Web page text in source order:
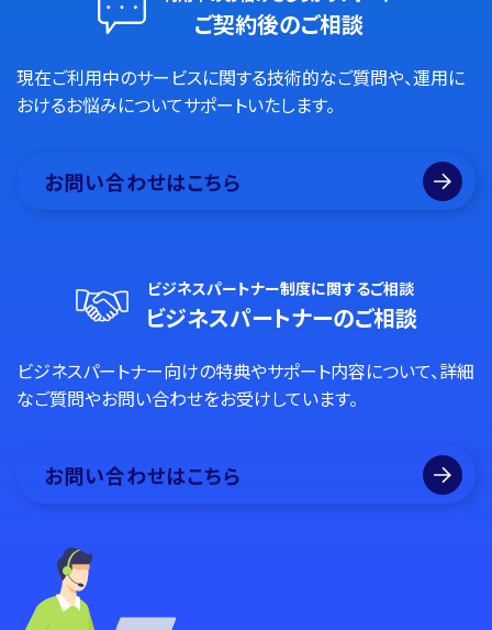
ご契約後のご相談
現在ご利用中のサービスに関する技術的なご質問や、運用に
おけるお悩みについてサポートいたします。
お問い合わせはこちら
ビジネスパートナー制度に関するご相談
ビジネスパートナーのご相談
ビジネスパートナー向けの特典やサポート内容について、詳細
なご質問やお問い合わせをお受けしています。
お問い合わせはこちら